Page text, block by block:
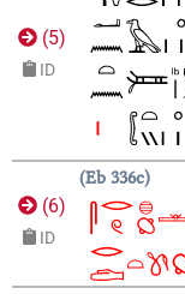
(5)
ID
(6)
ID
Eb 336c